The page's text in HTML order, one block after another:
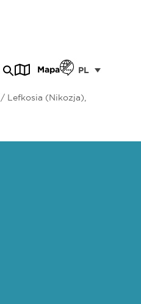
Mapa PL
Lefkosia (Nikozja),